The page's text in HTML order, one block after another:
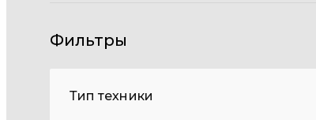
Фильтры
Тип техники